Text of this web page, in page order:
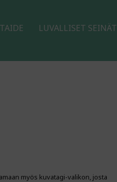
LUVALLISET SEINÄT
myös kuvatagi-valikon, josta